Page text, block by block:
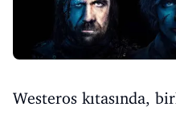
Westeros kıtasında,